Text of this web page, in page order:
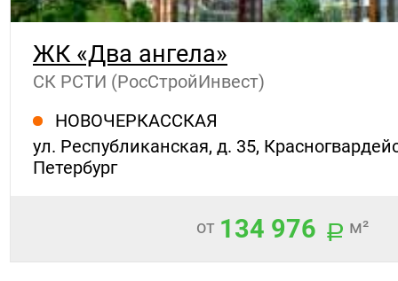
ЖК «Два ангела»
СК РСТИ (РосСтройИнвест)
НОВОЧЕРКАССКАЯ
ул. Республиканская, д. 35,
Петербург
от 134 976 м²